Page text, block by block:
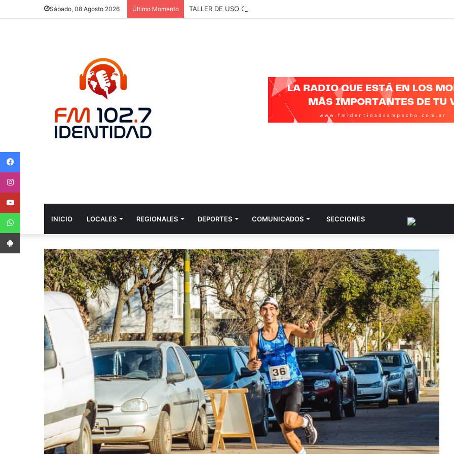
Sábado, 08 Agosto 2026 Último Momento TALLER DE USO CELULARES PARA ADULTOS
INICIO LOCALES REGIONALES DEPORTES COMUNICADOS SECCIONES
App Android